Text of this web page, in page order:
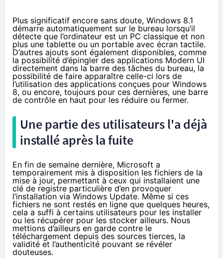
Plus significatif encore sans doute, Windows 8.1
démarre automatiquement sur le bureau lorsqu’il
détecte que l’ordinateur est un PC classique et non
plus une tablette ou un portable avec écran tactile.
D’autres ajouts sont également disponibles, comme
la possibilité d’épingler des applications Modern UI
directement dans la barre des tâches du bureau, la
possibilité de faire apparaître celle-ci lors de
l’utilisation des applications conçues pour Windows
8, ou encore, toujours pour ces dernières, une barre
de contrôle en haut pour les réduire ou fermer.
Une partie des utilisateurs l'a déjà
installé après la fuite
En fin de semaine dernière, Microsoft a
temporairement mis à disposition les fichiers de la
mise à jour, permettant à ceux qui installaient une
clé de registre particulière d’en provoquer
l’installation via Windows Update. Même si ces
fichiers ne sont restés en ligne que quelques heures,
cela a suffi à certains utilisateurs pour les installer
ou les récupérer pour les stocker ailleurs. Nous
mettions d’ailleurs en garde contre le
téléchargement depuis des sources tierces, la
validité et l’authenticité pouvant se révéler
douteuses.